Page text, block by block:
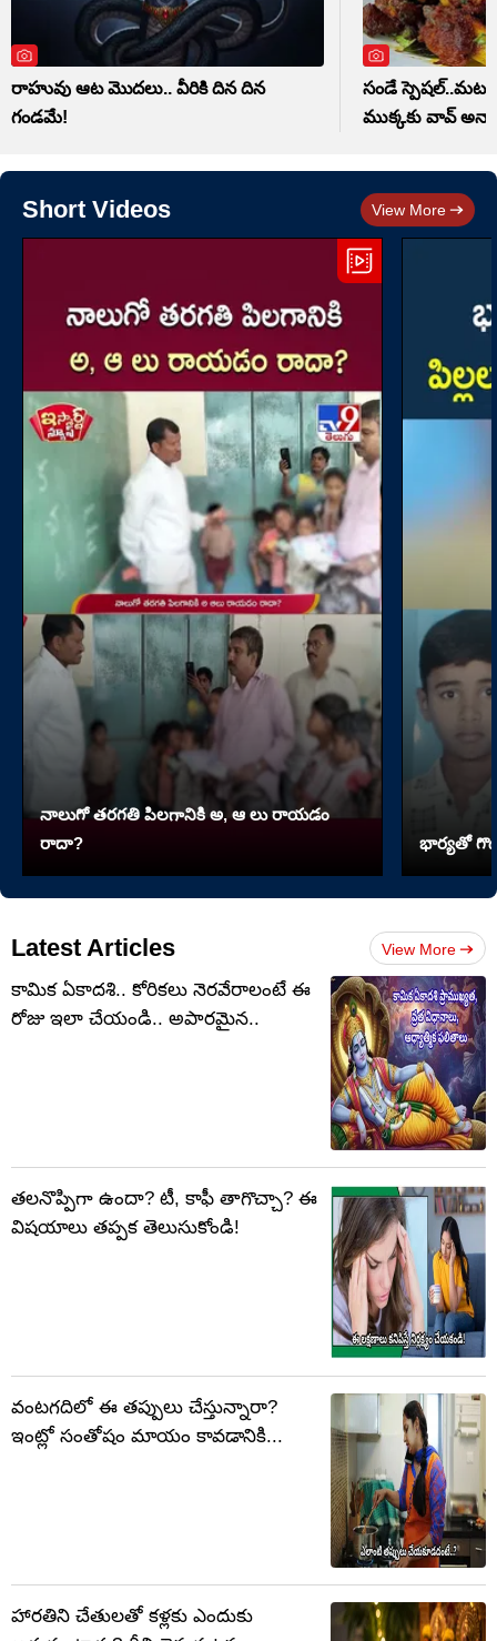
రాహువు ఆట మొదలు.. వీరికి దిన దిన
గండమే!
సండే స్పెషల్..మటన్
ముక్కకు వావ్
Short Videos View More
నాలుగో త‌ర‌గతి పిలగానికి అ, ఆ లు రాయ‌డం
రాదా?
భార్యతో
Latest Articles View More
కామిక ఏకాదశి.. కోరికలు నెరవేరాలంటే ఈ
రోజు ఇలా చేయండి.. అపారమైన..
తలనొప్పిగా ఉందా? టీ, కాఫీ తాగొచ్చా? ఈ
విషయాలు తప్పక తెలుసుకోండి!
వంటగదిలో ఈ తప్పులు చేస్తున్నారా?
ఇంట్లో సంతోషం మాయం కావడానికి...
హారతిని చేతులతో కళ్లకు ఎందుకు